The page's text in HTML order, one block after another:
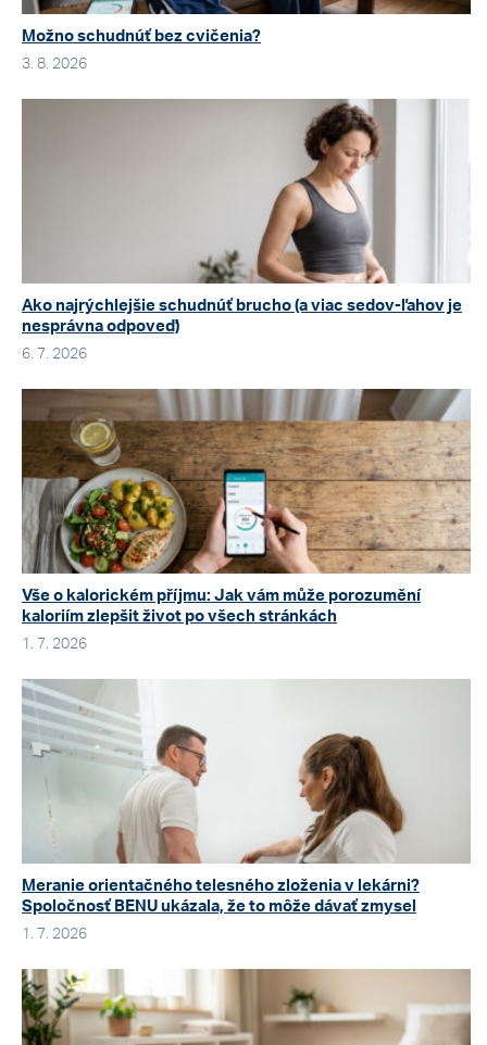
Možno schudnúť bez cvičenia?
3. 8. 2026
Ako najrýchlejšie schudnúť brucho (a viac sedov-ľahov je
nesprávna odpoveď)
6. 7. 2026
Vše o kalorickém příjmu: Jak vám může porozumění
kaloriím zlepšit život po všech stránkách
1. 7. 2026
Meranie orientačného telesného zloženia v lekárni?
Spoločnosť BENU ukázala, že to môže dávať zmysel
1. 7. 2026